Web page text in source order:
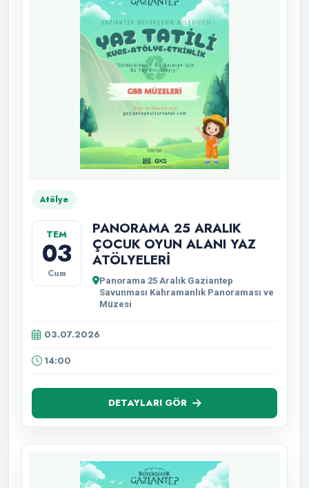
Atölye
TEM
03
Cum
PANORAMA 25 ARALIK
ÇOCUK OYUN ALANI YAZ
ATÖLYELERİ
Panorama 25 Aralık Gaziantep
Savunması Kahramanlık Panoraması ve
Müzesi
03.07.2026
14:00
DETAYLARI GÖR